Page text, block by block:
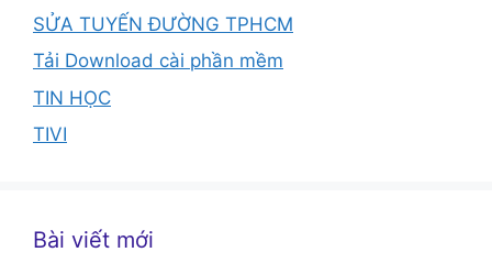
SỬA TUYẾN ĐƯỜNG TPHCM
Tải Download cài phần mềm
TIN HỌC
TIVI
Bài viết mới